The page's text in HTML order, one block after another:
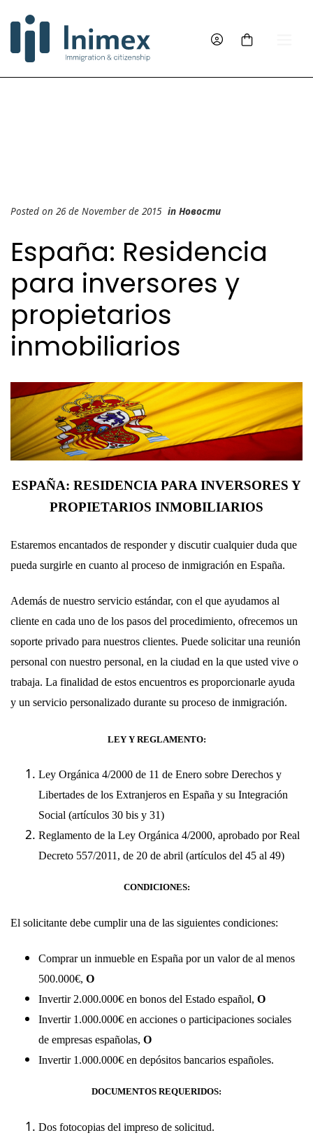
Posted on 26 de November de 2015 in Новости
España: Residencia
para inversores y
propietarios
inmobiliarios
ESPAÑA: RESIDENCIA PARA INVERSORES Y
PROPIETARIOS INMOBILIARIOS
Estaremos encantados de responder y discutir cualquier duda que
pueda surgirle en cuanto al proceso de inmigración en España.
Además de nuestro servicio estándar, con el que ayudamos al
cliente en cada uno de los pasos del procedimiento, ofrecemos un
soporte privado para nuestros clientes. Puede solicitar una reunión
personal con nuestro personal, en la ciudad en la que usted vive o
trabaja. La finalidad de estos encuentros es proporcionarle ayuda
y un servicio personalizado durante su proceso de inmigración.
LEY Y REGLAMENTO:
Ley Orgánica 4/2000 de 11 de Enero sobre Derechos y
Libertades de los Extranjeros en España y su Integración
Social (artículos 30 bis y 31)
Reglamento de la Ley Orgánica 4/2000, aprobado por Real
Decreto 557/2011, de 20 de abril (artículos del 45 al 49)
CONDICIONES:
El solicitante debe cumplir una de las siguientes condiciones:
Comprar un inmueble en España por un valor de al menos
500.000€, O
Invertir 2.000.000€ en bonos del Estado español, O
Invertir 1.000.000€ en acciones o participaciones sociales
de empresas españolas, O
Invertir 1.000.000€ en depósitos bancarios españoles.
DOCUMENTOS REQUERIDOS:
Dos fotocopias del impreso de solicitud.